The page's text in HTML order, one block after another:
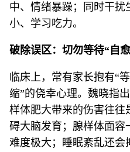
中、情绪暴躁；同时干
小、学习吃力。
破除误区：切勿等待“自
临床上，常有家长抱有“
缩”的侥幸心理。魏晓指
样体肥大带来的伤害往往
碍大脑发育；腺样体面容
难度极大；睡眠紊乱还会